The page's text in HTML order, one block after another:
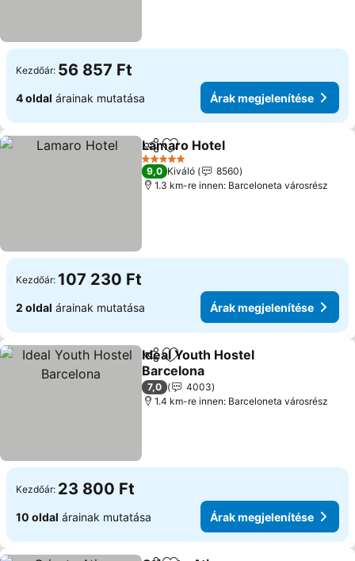
Kezdőár: 56 857 Ft
4 oldal árainak mutatása Árak megjelenítése
Megosztás
Hozzáadás a kedvencekhez
Lamaro Hotel
5 Kategória
9,0 Kiváló
8560
1.3 km-re innen: Barceloneta városrész
Kezdőár: 107 230 Ft
2 oldal árainak mutatása Árak megjelenítése
Megosztás
Hozzáadás a kedvencekhez
Ideal Youth Hostel
Barcelona
Árak megjelenítése
7,0
4003
1.4 km-re innen: Barceloneta városrész
Kezdőár: 23 800 Ft
10 oldal árainak mutatása Árak megjelenítése